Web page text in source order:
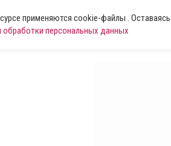
применяются cookie-файлы .
персональных данных